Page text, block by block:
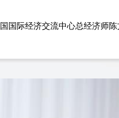
国际经济交流中心总经济师陈